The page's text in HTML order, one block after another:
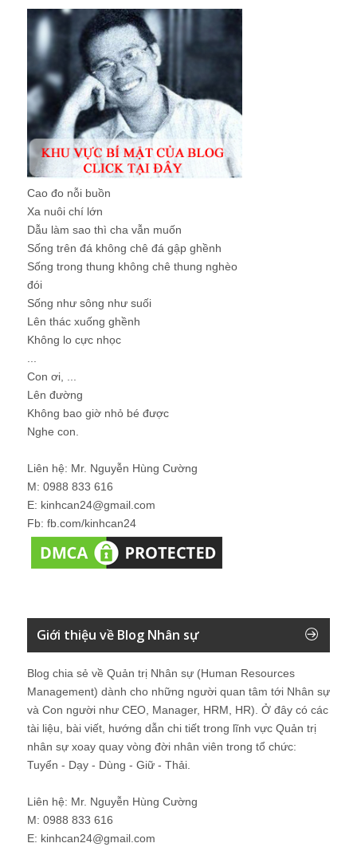
Cao đo nỗi buồn
Xa nuôi chí lớn
Dẫu làm sao thì cha vẫn muốn
Sống trên đá không chê đá gập ghềnh
Sống trong thung không chê thung nghèo
đói
Sống như sông như suối
Lên thác xuống ghềnh
Không lo cực nhọc
Con ơi, ...
Lên đường
Không bao giờ nhỏ bé được
Nghe con.
Liên hệ: Mr. Nguyễn Hùng Cường
M: 0988 833 616
E: kinhcan24@gmail.com
Fb: fb.com/kinhcan24
Giới thiệu về Blog Nhân sự
Blog chia sẻ về Quản trị Nhân sự (Human Resources
Management) dành cho những người quan tâm tới Nhân sự
và Con người như CEO, Manager, HRM, HR). Ở đây có các
tài liệu, bài viết, hướng dẫn chi tiết trong lĩnh vực Quản trị
nhân sự xoay quay vòng đời nhân viên trong tổ chức:
Tuyển - Dạy - Dùng - Giữ - Thải.
Liên hệ: Mr. Nguyễn Hùng Cường
M: 0988 833 616
E: kinhcan24@gmail.com